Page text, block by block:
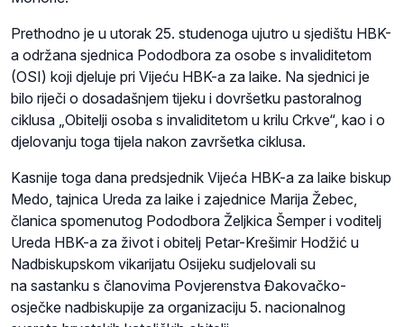
Prethodno je u utorak 25. studenoga ujutro u sjedištu HBK-
a održana sjednica Pododbora za osobe s invaliditetom
(OSI) koji djeluje pri Vijeću HBK-a za laike. Na sjednici je
bilo riječi o dosadašnjem tijeku i dovršetku pastoralnog
ciklusa „Obitelji osoba s invaliditetom u krilu Crkve“, kao i o
djelovanju toga tijela nakon završetka ciklusa.
Kasnije toga dana predsjednik Vijeća HBK-a za laike biskup
Medo, tajnica Ureda za laike i zajednice Marija Žebec,
članica spomenutog Pododbora Željkica Šemper i voditelj
Ureda HBK-a za život i obitelj Petar-Krešimir Hodžić u
Nadbiskupskom vikarijatu Osijeku sudjelovali su
na sastanku s članovima Povjerenstva Đakovačko-
osječke nadbiskupije za organizaciju 5. nacionalnog